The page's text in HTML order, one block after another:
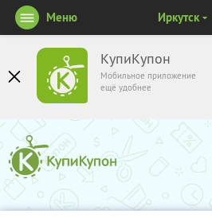
КупиКупон
Мобильное приложение
ещё удобнее
Меню Иркутск